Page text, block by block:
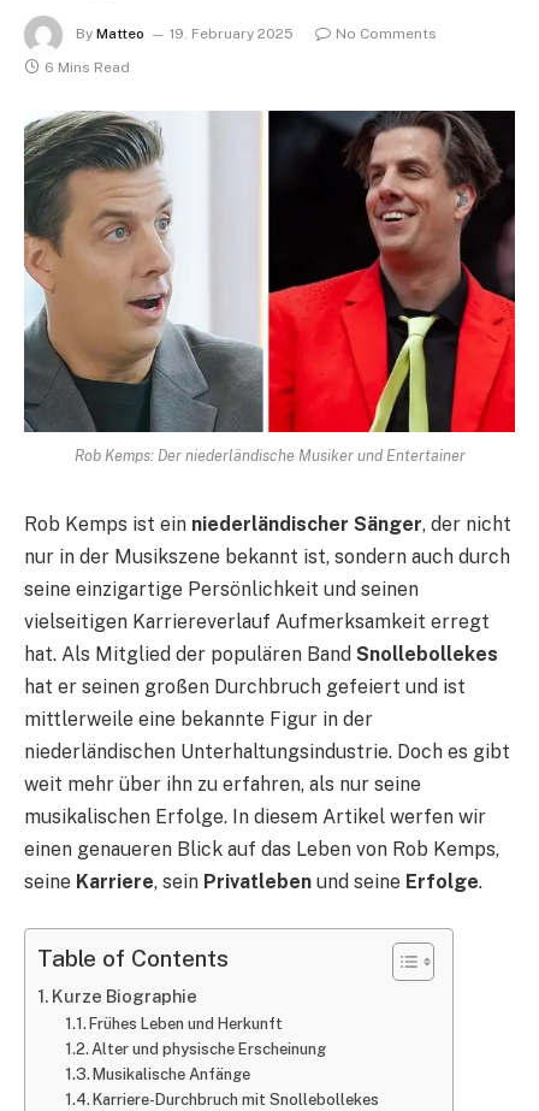
By Matteo 19. February 2025
No Comments
6 Mins Read
Rob Kemps: Der niederländische Musiker und Entertainer
Rob Kemps ist ein niederländischer Sänger, der nicht
nur in der Musikszene bekannt ist, sondern auch durch
seine einzigartige Persönlichkeit und seinen
vielseitigen Karriereverlauf Aufmerksamkeit erregt
hat. Als Mitglied der populären Band Snollebollekes
hat er seinen großen Durchbruch gefeiert und ist
mittlerweile eine bekannte Figur in der
niederländischen Unterhaltungsindustrie. Doch es gibt
weit mehr über ihn zu erfahren, als nur seine
musikalischen Erfolge. In diesem Artikel werfen wir
einen genaueren Blick auf das Leben von Rob Kemps,
seine Karriere, sein Privatleben und seine Erfolge.
Table of Contents
Kurze Biographie
Frühes Leben und Herkunft
Alter und physische Erscheinung
Musikalische Anfänge
Karriere-Durchbruch mit Snollebollekes